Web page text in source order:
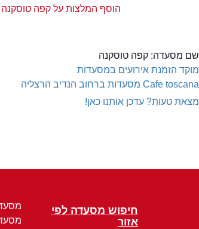
הוסף המלצות על קפה טוסקנה
שם מסעדה: קפה טוסקנה
מוקד הזמנת אירועים במסעדות
Cafe toscana מסעדות ברחוב הנדיב הרצליה
מצאת טעות? עדכן אותנו כאן!
חיפוש מסעדה לפי
אזור